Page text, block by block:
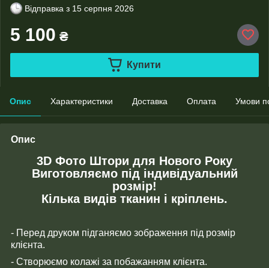
Відправка з 15 серпня 2026
5 100 ₴
Купити
Опис Характеристики Доставка Оплата Умови
Опис
3D Фото Штори для Нового Року
Виготовляємо під індивідуальний
розмір!
Кілька видів тканин і кріплень.
- Перед друком підганяємо зображення під розмір
клієнта.
- Створюємо колажі за побажанням клієнта.